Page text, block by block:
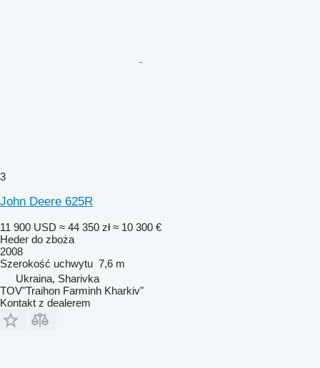
3
John Deere 625R
11 900 USD ≈ 44 350 zł ≈ 10 300 €
Heder do zboża
2008
Szerokość uchwytu 7,6 m
Ukraina, Sharivka
TOV"Traihon Farminh Kharkiv"
Kontakt z dealerem